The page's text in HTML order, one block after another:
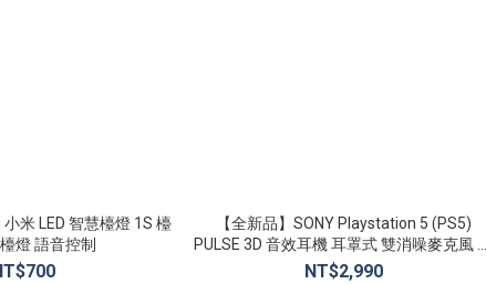
小米 LED 智慧檯燈 1S 檯
燈 語音控制
【全新品】SONY Playstation 5 (PS5)
PULSE 3D 音效耳機 耳罩式 雙消噪麥克風 無
線耳機組
NT$2,990